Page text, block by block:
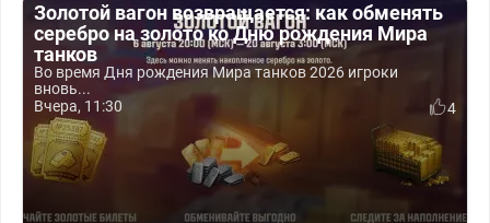
Золотой вагон возвращается: как обменять
серебро на золото ко Дню рождения Мира
танков
Во время Дня рождения Мира танков 2026 игроки
вновь...
Вчера, 11:30
4